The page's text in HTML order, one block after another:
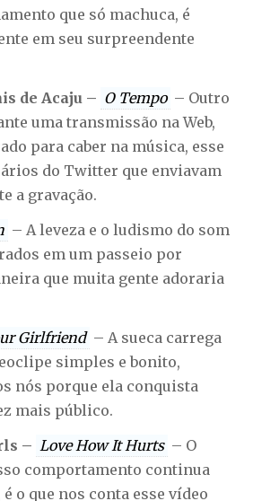
que só machuca, é
em seu surpreendente
de Acaju – O Tempo – Outro
uma transmissão na Web,
para caber na música, esse
do Twitter que enviavam
a gravação.
– A leveza e o ludismo do som
em um passeio por
que muita gente adoraria
Girlfriend – A sueca carrega
simples e bonito,
nós porque ela conquista
mais público.
– Love How It Hurts – O
comportamento continua
o que nos conta esse vídeo